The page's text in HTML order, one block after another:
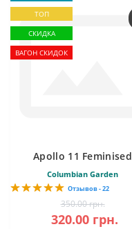
ТОП
СКИДКА
ВАГОН СКИДОК
Apollo 11 Feminised
Columbian Garden
Отзывов - 22
350.00 грн.
320.00 грн.